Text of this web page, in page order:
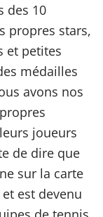
des 10
propres stars,
et petites
médailles
avons nos
joueurs
de dire que
sur la carte
est devenu